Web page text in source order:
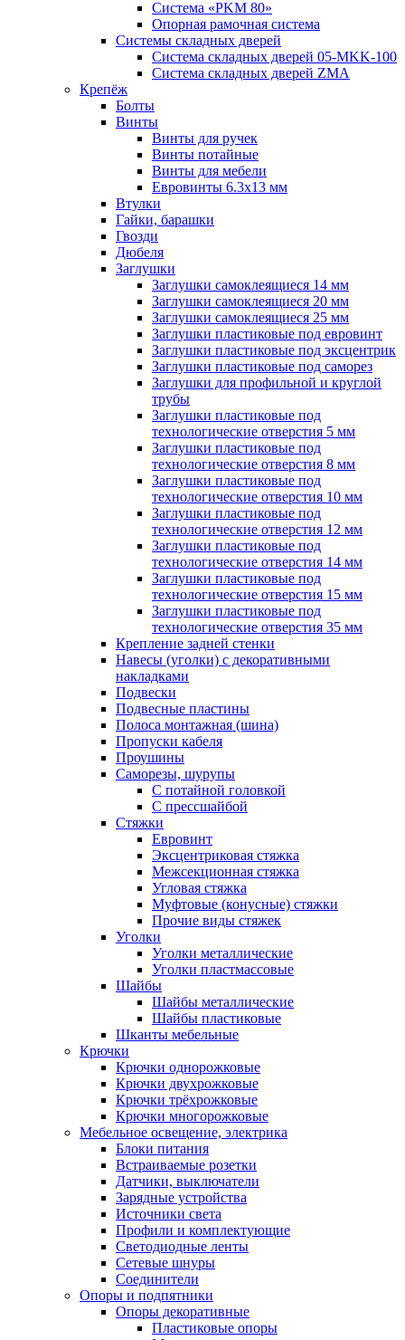
Система «PKM 80»
Опорная рамочная система
Системы складных дверей
Система складных дверей 05-MKK-100
Система складных дверей ZMA
Крепёж
Болты
Винты
Винты для ручек
Винты потайные
Винты для мебели
Евровинты 6.3х13 мм
Втулки
Гайки, барашки
Гвозди
Дюбеля
Заглушки
Заглушки самоклеящиеся 14 мм
Заглушки самоклеящиеся 20 мм
Заглушки самоклеящиеся 25 мм
Заглушки пластиковые под евровинт
Заглушки пластиковые под эксцентрик
Заглушки пластиковые под саморез
Заглушки для профильной и круглой
трубы
Заглушки пластиковые под
технологические отверстия 5 мм
Заглушки пластиковые под
технологические отверстия 8 мм
Заглушки пластиковые под
технологические отверстия 10 мм
Заглушки пластиковые под
технологические отверстия 12 мм
Заглушки пластиковые под
технологические отверстия 14 мм
Заглушки пластиковые под
технологические отверстия 15 мм
Заглушки пластиковые под
технологические отверстия 35 мм
Крепление задней стенки
Навесы (уголки) с декоративными
накладками
Подвески
Подвесные пластины
Полоса монтажная (шина)
Пропуски кабеля
Проушины
Саморезы, шурупы
С потайной головкой
С прессшайбой
Стяжки
Евровинт
Эксцентриковая стяжка
Межсекционная стяжка
Угловая стяжка
Муфтовые (конусные) стяжки
Прочие виды стяжек
Уголки
Уголки металлические
Уголки пластмассовые
Шайбы
Шайбы металлические
Шайбы пластиковые
Шканты мебельные
Крючки
Крючки однорожковые
Крючки двухрожковые
Крючки трёхрожковые
Крючки многорожковые
Мебельное освещение, электрика
Блоки питания
Встраиваемые розетки
Датчики, выключатели
Зарядные устройства
Источники света
Профили и комплектующие
Светодиодные ленты
Сетевые шнуры
Соединители
Опоры и подпятники
Опоры декоративные
Пластиковые опоры